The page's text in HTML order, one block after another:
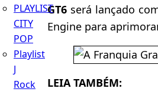
PLAYLIST
CITY
POP
Playlist
J
Rock
GT6 será lançado
Engine para
LEIA TAMBÉM: